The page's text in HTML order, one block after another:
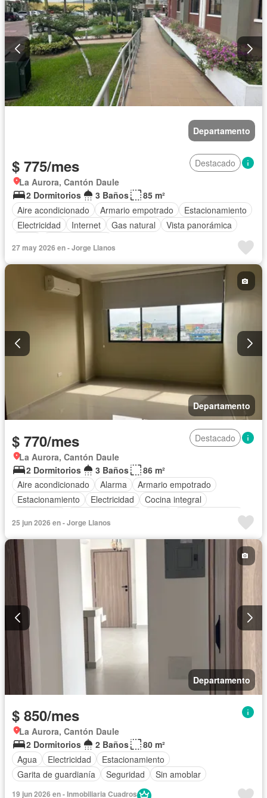
Departamento
$ 775/mes
Destacado
La Aurora, Cantón Daule
2 Dormitorios
3 Baños
85 m²
Aire acondicionado
Armario empotrado
Estacionamiento
Electricidad
Internet Gas natural
Vista panorámica
Acceso para personas con discapacidad
Parrilla
Garita de guardianía
Gimnasio Ascensor
Seguridad
Parcialmente amoblado
27 may 2026 en - Jorge Llanos
Departamento
$ 770/mes
Destacado
La Aurora, Cantón Daule
2 Dormitorios
3 Baños
86 m²
Aire acondicionado
Alarma
Armario empotrado
Estacionamiento
Electricidad
Cocina integral
Área para niños
Conserje
Acceso para personas con discapacidad
Jardín
Parrilla
Garita de guardianía
Ascensor
Seguridad
Piscina
25 jun 2026 en - Jorge Llanos
Departamento
$ 850/mes
La Aurora, Cantón Daule
2 Dormitorios
2 Baños
80 m²
Agua
Electricidad
Estacionamiento
Garita de guardianía
Seguridad Sin amoblar
19 jun 2026 en - Inmobiliaria Cuadros